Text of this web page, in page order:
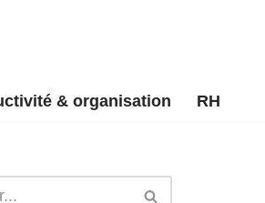
& organisation RH